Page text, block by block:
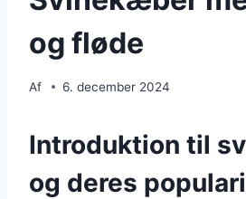
og fløde
Af 6. december 2024
Introduktion til
og deres